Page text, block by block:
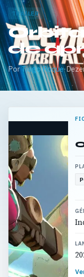
TRAILER
de
PorTiago Roque·